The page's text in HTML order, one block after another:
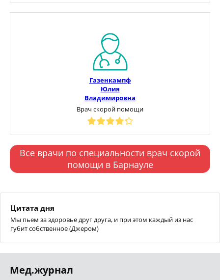
Газенкампф
Юлия
Владимировна
Врач скорой помощи
Все врачи по специальности врач скорой
помощи в Барнауле
Цитата дня
Мы пьем за здоровье друг друга, и при этом каждый из нас
губит собственное (Джером)
Мед.журнал